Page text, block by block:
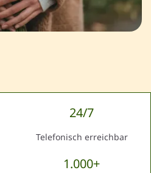
24/7
Telefonisch erreichbar
1.000+